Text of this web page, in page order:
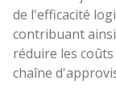
de l'efficacité
contribuant
réduire les
chaîne